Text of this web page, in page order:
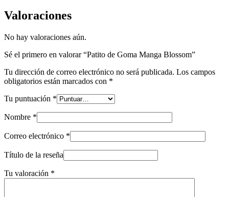
Valoraciones
No hay valoraciones aún.
Sé el primero en valorar “Patito de Goma Manga Blossom”
Tu dirección de correo electrónico no será publicada. Los campos
obligatorios están marcados con *
Tu puntuación *
Nombre *
Correo electrónico *
Título de la reseña
Tu valoración *